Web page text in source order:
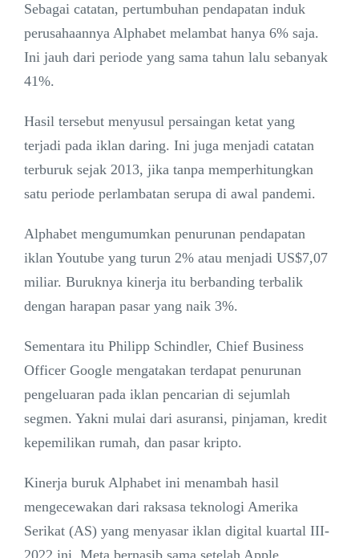
Sebagai catatan, pertumbuhan pendapatan induk
perusahaannya Alphabet melambat hanya 6% saja.
Ini jauh dari periode yang sama tahun lalu sebanyak
41%.
Hasil tersebut menyusul persaingan ketat yang
terjadi pada iklan daring. Ini juga menjadi catatan
terburuk sejak 2013, jika tanpa memperhitungkan
satu periode perlambatan serupa di awal pandemi.
Alphabet mengumumkan penurunan pendapatan
iklan Youtube yang turun 2% atau menjadi US$7,07
miliar. Buruknya kinerja itu berbanding terbalik
dengan harapan pasar yang naik 3%.
Sementara itu Philipp Schindler, Chief Business
Officer Google mengatakan terdapat penurunan
pengeluaran pada iklan pencarian di sejumlah
segmen. Yakni mulai dari asuransi, pinjaman, kredit
kepemilikan rumah, dan pasar kripto.
Kinerja buruk Alphabet ini menambah hasil
mengecewakan dari raksasa teknologi Amerika
Serikat (AS) yang menyasar iklan digital kuartal III-